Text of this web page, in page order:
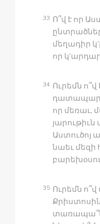
33 Ո՞վ է որ
մեղադիր
որ
34 Ուրեմն ո՞վ
որ մեռաւ,
յարութիւն
Աստուծոյ
նաեւ
35 Ուրեմն
Քրիստոսին